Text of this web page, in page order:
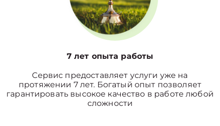
7 лет опыта работы
Сервис предоставляет услуги уже на
протяжении 7 лет. Богатый опыт позволяет
гарантировать высокое качество в работе любой
сложности